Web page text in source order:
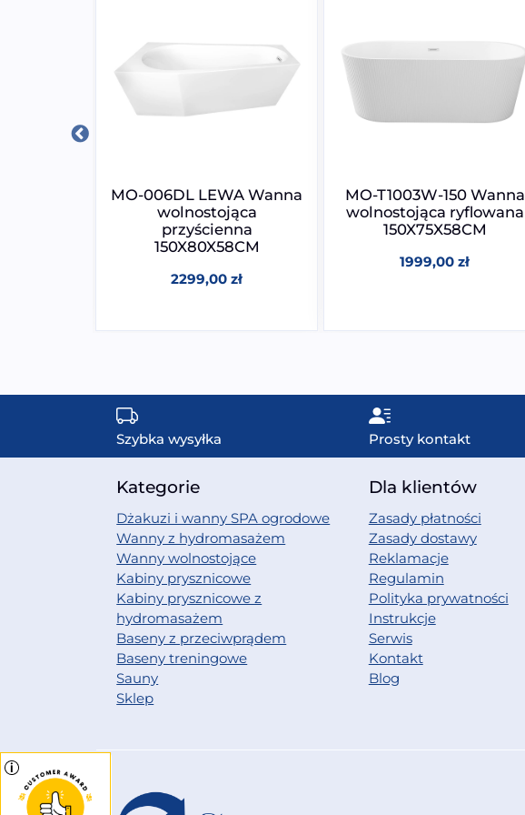
MO-006DL LEWA Wanna
wolnostojąca
przyścienna
150X80X58CM
2299,00 zł
MO-T1003W-150 Wanna
wolnostojąca ryflowana
150X75X58CM
1999,00 zł
Szybka wysyłka Prosty kontakt
Kategorie
Dżakuzi i wanny SPA ogrodowe
Wanny z hydromasażem
Wanny wolnostojące
Kabiny prysznicowe
Kabiny prysznicowe z
hydromasażem
Baseny z przeciwprądem
Baseny treningowe
Sauny
Sklep
Dla klientów
Zasady płatności
Zasady dostawy
Reklamacje
Regulamin
Polityka prywatności
Instrukcje
Serwis
Kontakt
Blog